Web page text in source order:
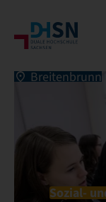
Breitenbrunn
Sozial-